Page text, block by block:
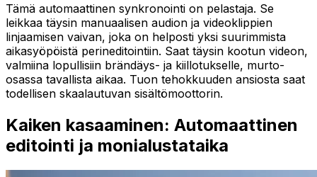
Tämä automaattinen synkronointi on pelastaja. Se
leikkaa täysin manuaalisen audion ja videoklippien
linjaamisen vaivan, joka on helposti yksi suurimmista
aikasyöpöistä perineditointiin. Saat täysin kootun videon,
valmiina lopullisiin brändäys- ja kiillotukselle, murto-
osassa tavallista aikaa. Tuon tehokkuuden ansiosta saat
todellisen skaalautuvan sisältömoottorin.
Kaiken kasaaminen: Automaattinen
editointi ja monialustataika